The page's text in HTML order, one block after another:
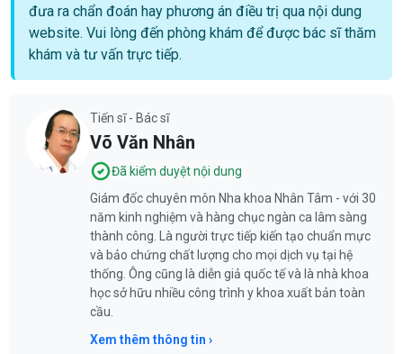
đưa ra chẩn đoán hay phương án điều trị qua nội dung
website. Vui lòng đến phòng khám để được bác sĩ thăm
khám và tư vấn trực tiếp.
Tiến sĩ - Bác sĩ
Võ Văn Nhân
Đã kiểm duyệt nội dung
Giám đốc chuyên môn Nha khoa Nhân Tâm - với 30
năm kinh nghiệm và hàng chục ngàn ca lâm sàng
thành công. Là người trực tiếp kiến tạo chuẩn mực
và bảo chứng chất lượng cho mọi dịch vụ tại hệ
thống. Ông cũng là diễn giả quốc tế và là nhà khoa
học sở hữu nhiều công trình y khoa xuất bản toàn
cầu.
Xem thêm thông tin ›